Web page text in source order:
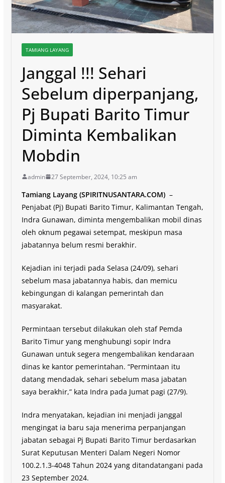
TAMIANG LAYANG
Janggal !!! Sehari
Sebelum diperpanjang,
Pj Bupati Barito Timur
Diminta Kembalikan
Mobdin
admin 27 September, 2024, 10:25 am
Tamiang Layang (SPIRITNUSANTARA.COM) –
Penjabat (Pj) Bupati Barito Timur, Kalimantan Tengah,
Indra Gunawan, diminta mengembalikan mobil dinas
oleh oknum pegawai setempat, meskipun masa
jabatannya belum resmi berakhir.
Kejadian ini terjadi pada Selasa (24/09), sehari
sebelum masa jabatannya habis, dan memicu
kebingungan di kalangan pemerintah dan
masyarakat.
Permintaan tersebut dilakukan oleh staf Pemda
Barito Timur yang menghubungi sopir Indra
Gunawan untuk segera mengembalikan kendaraan
dinas ke kantor pemerintahan. “Permintaan itu
datang mendadak, sehari sebelum masa jabatan
saya berakhir,” kata Indra pada Jumat pagi (27/9).
Indra menyatakan, kejadian ini menjadi janggal
mengingat ia baru saja menerima perpanjangan
jabatan sebagai Pj Bupati Barito Timur berdasarkan
Surat Keputusan Menteri Dalam Negeri Nomor
100.2.1.3-4048 Tahun 2024 yang ditandatangani pada
23 September 2024.